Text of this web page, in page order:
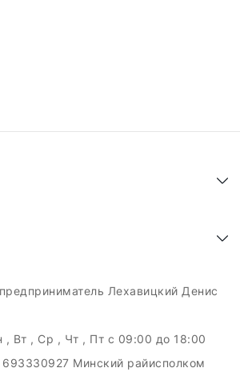
Лехавицкий Денис
, Вт , Ср , Чт , Пт c 09:00 до 18:00
Минский райисполком